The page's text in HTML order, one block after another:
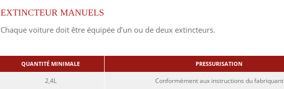
EXTINCTEUR MANUELS
Chaque voiture doit être équipée d’un ou de deux extincteurs.
QUANTITÉ MINIMALE PRESSURISATION
2,4L Conformément aux instructions du fabriquant